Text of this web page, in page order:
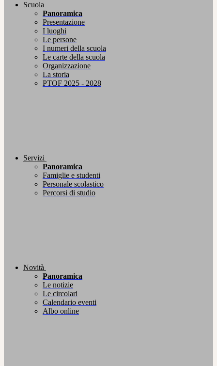
Scuola
Panoramica
Presentazione
I luoghi
Le persone
I numeri della scuola
Le carte della scuola
Organizzazione
La storia
PTOF 2025 - 2028
Servizi
Panoramica
Famiglie e studenti
Personale scolastico
Percorsi di studio
Novità
Panoramica
Le notizie
Le circolari
Calendario eventi
Albo online